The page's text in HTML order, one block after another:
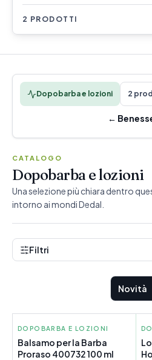
2 PRODOTTI
Dopobarba e lozioni 2
←
CATALOGO
Dopobarba e lozioni
Una selezione più chiara dentro
intorno ai mondi Dedal.
Filtri
Novità
PRORASO
POCHI PEZZI
DOPOBARBA E LOZIONI
Balsamo per la Barba
Proraso 400732 100 ml